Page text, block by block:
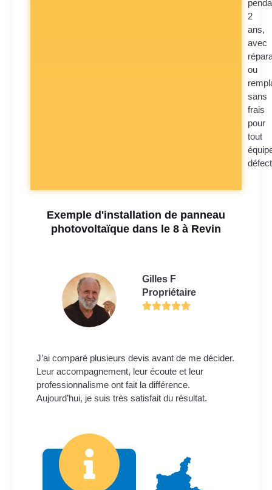
2
ans,
avec
ou
sans
frais
pour
tout
Exemple d'installation de panneau
photovoltaïque dans le 8 à Revin
Gilles F
Propriétaire
J’ai comparé plusieurs devis avant de me décider.
Leur accompagnement, leur écoute et leur
professionnalisme ont fait la différence.
Aujourd’hui, je suis très satisfait du résultat.